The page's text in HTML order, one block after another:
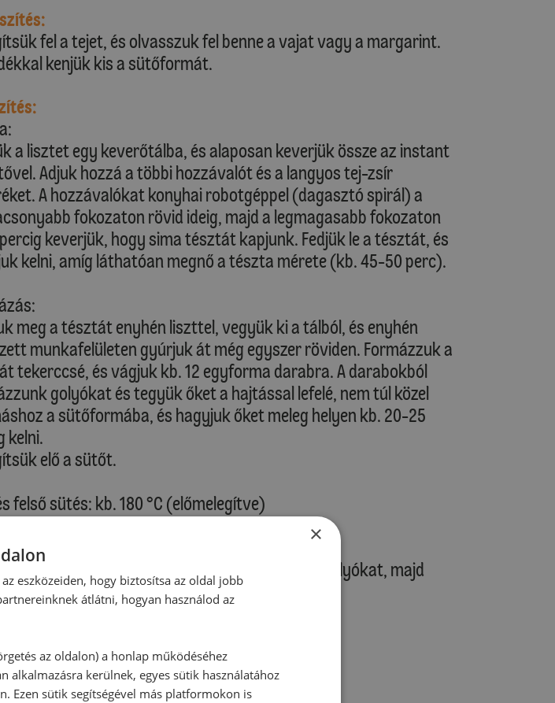
fel a tejet, és olvasszuk fel benne a vajat vagy a margarint.
kenjük kis a sütőformát.
a lisztet egy keverőtálba, és alaposan keverjük össze az instant
Adjuk hozzá a többi hozzávalót és a langyos tej-zsír
A hozzávalókat konyhai robotgéppel (dagasztó spirál) a
fokozaton rövid ideig, majd a legmagasabb fokozaton
keverjük, hogy sima tésztát kapjunk. Fedjük le a tésztát, és
kelni, amíg láthatóan megnő a tészta mérete (kb. 45-50 perc).
meg a tésztát enyhén liszttel, vegyük ki a tálból, és enyhén
munkafelületen gyúrjuk át még egyszer röviden. Formázzuk a
tekerccsé, és vágjuk kb. 12 egyforma darabra. A darabokból
golyókat és tegyük őket a hajtással lefelé, nem túl közel
a sütőformába, és hagyjuk őket meleg helyen kb. 20-25
kelni.
elő a sütőt.
felső sütés: kb. 180 °C (előmelegítve)
össze a tojássárgáját a tejjel. Kenjük meg a golyókat, majd
a tepsit a sütő alsó részében lévő rácsra.
vegye figyelembe saját sütője tulajdonságait!
×
eszközeiden, hogy biztosítsa az oldal jobb
átlátni, hogyan használod az
az oldalon) a honlap működéséhez
alkalmazásra kerülnek, egyes sütik használatához
Ezen sütik segítségével más platformokon is